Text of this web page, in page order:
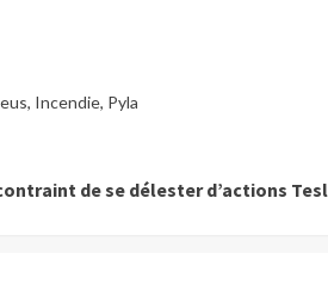
, Incendie, Pyla
de se délester d’actions